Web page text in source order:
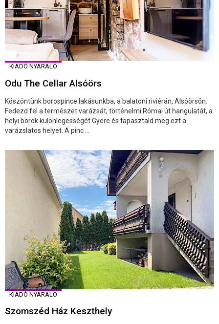
KIADÓ NYARALÓ
Odu The Cellar Alsóörs
Köszöntünk borospince lakásunkba, a balatoni riviérán, Alsóörsön.
Fedezd fel a természet varázsát, történelmi Római út hangulatát, a
helyi borok különlegességét.Gyere és tapasztald meg ezt a
varázslatos helyet. A pinc ...
KIADÓ NYARALÓ
Szomszéd Ház Keszthely